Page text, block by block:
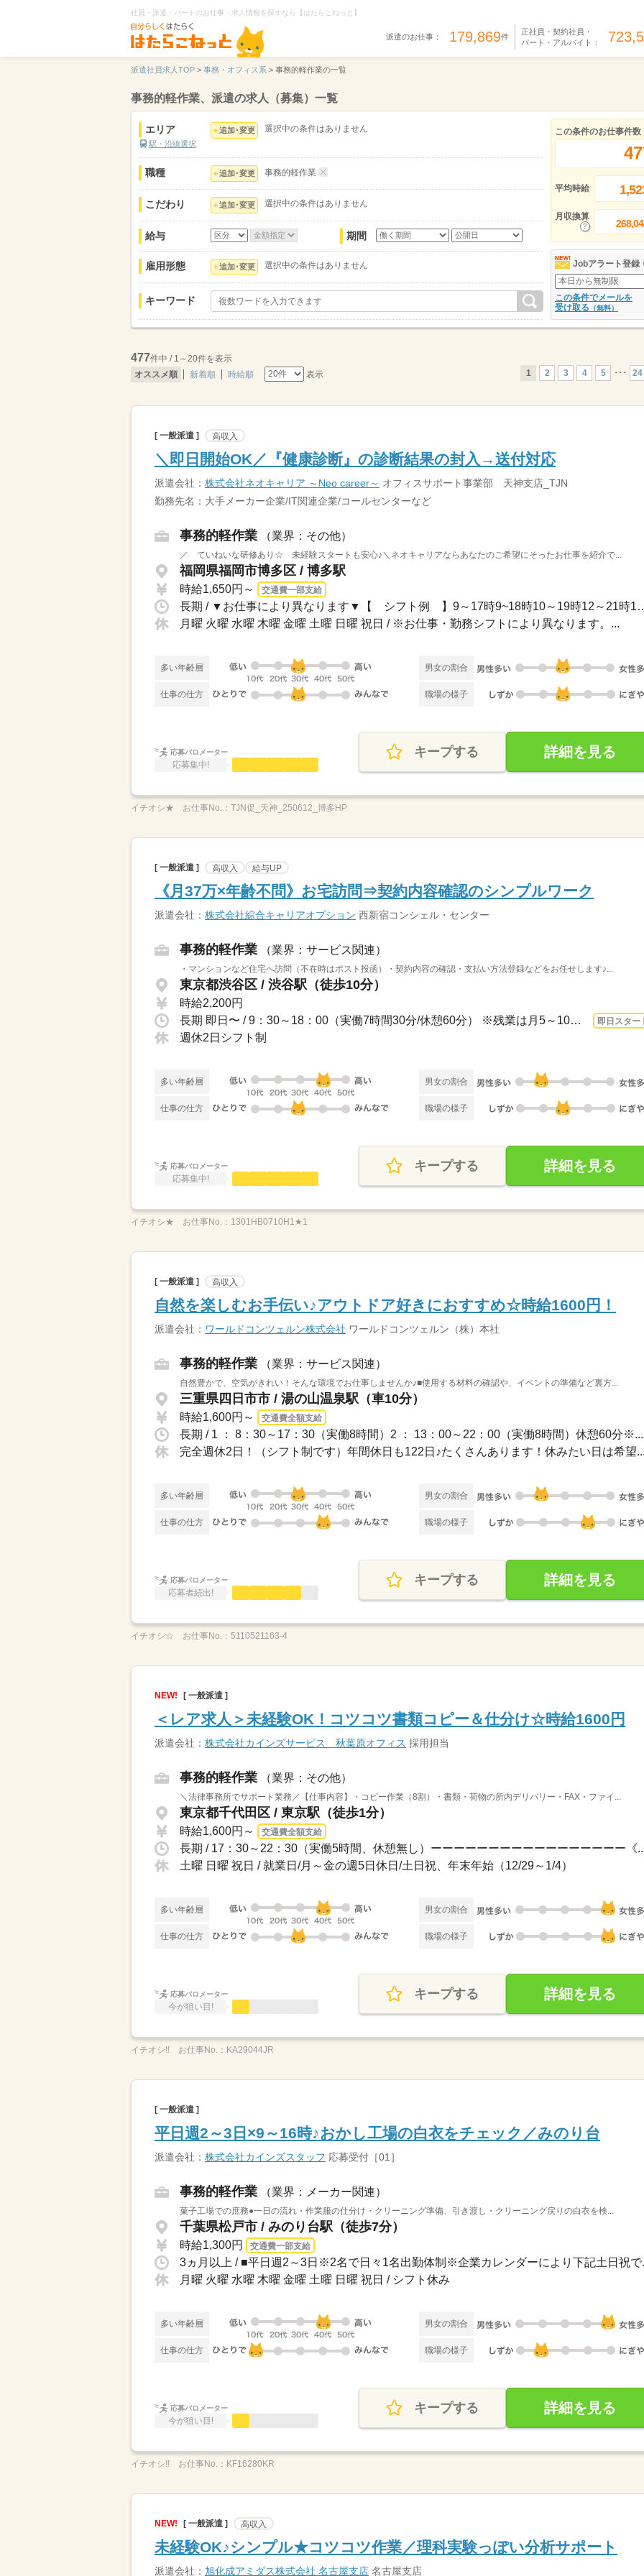
社員・派遣・パートのお仕事・求人情報を探すなら【はたらこねっと】
派遣のお仕事： 179,869件
正社員・契約社員・
パート・アルバイト：
派遣社員求人TOP > 事務・オフィス系 > 事務的軽作業の一覧
事務的軽作業、派遣の求人（募集）一覧
エリア
駅・沿線選択
追加･変更 選択中の条件はありません
職種 追加･変更 事務的軽作業
こだわり 追加･変更 選択中の条件はありません
給与 期間
雇用形態 追加･変更 選択中の条件はありません
キーワード
この条件のお仕事件数
平均時給
月収換算
Jobアラート登録
この条件でメールを
受け取る （無料）
477件中 / 1～20件を表示
オススメ順
新着順 時給順 表示 1 2 3 4 5 ･･･ 24
[ 一般派遣 ] 高収入
＼即日開始OK／『健康診断』の診断結果の封入→送付対応
派遣会社： 株式会社ネオキャリア ～Neo career～ オフィスサポート事業部 天神支店_TJN
勤務先名：大手メーカー企業/IT関連企業/コールセンターなど
事務的軽作業 （業界：その他）
／ ていねいな研修あり☆ 未経験スタートも安心♪＼ネオキャリアならあなたのご希望にそったお仕事を紹介で...
福岡県福岡市博多区 / 博多駅
時給1,650円～ 交通費一部支給
長期 / ▼お仕事により異なります▼
月曜 火曜 水曜 木曜 金曜 土曜 日曜 祝日 / ※お仕事・勤務シフトにより異なります。...
多い年齢層 男女の割合
仕事の仕方 職場の様子
応募バロメーター
応募集中!
キープする 詳細を見る
イチオシ★ お仕事No.： TJN促_天神_250612_博多HP
[ 一般派遣 ] 高収入 給与UP
《月37万×年齢不問》お宅訪問⇒契約内容確認のシンプルワーク
派遣会社： 株式会社綜合キャリアオプション 西新宿コンシェル・センター
事務的軽作業 （業界：サービス関連）
・マンションなど住宅へ訪問（不在時はポスト投函）・契約内容の確認・支払い方法登録などをお任せします♪...
東京都渋谷区 / 渋谷駅（徒歩10分）
時給2,200円
長期 即日〜 / 9：30～18：00（実働7時間30分/休憩60分） ※残業は月5～10時間程度 ≪...
即日スター
週休2日シフト制
多い年齢層 男女の割合
仕事の仕方 職場の様子
応募バロメーター
応募集中!
キープする 詳細を見る
イチオシ★ お仕事No.： 1301HB0710H1★1
[ 一般派遣 ] 高収入
自然を楽しむお手伝い♪アウトドア好きにおすすめ☆時給1600円！
派遣会社： ワールドコンツェルン株式会社 ワールドコンツェルン（株）本社
事務的軽作業 （業界：サービス関連）
自然豊かで、空気がきれい！そんな環境でお仕事しませんか♪■使用する材料の確認や、イベントの準備など裏方...
三重県四日市市 / 湯の山温泉駅（車10分）
時給1,600円～ 交通費全額支給
長期 / 1 ： 8：30～17：30（実働8時間）2 ： 13：00～22：00（実働8時間）休憩60分※...
完全週休2日！（シフト制です）年間休日も122日♪たくさんあります！休みたい日は希望
多い年齢層 男女の割合
仕事の仕方 職場の様子
応募バロメーター
応募者続出!
キープする 詳細を見る
イチオシ☆ お仕事No.： 5110521163-4
NEW! [ 一般派遣 ]
＜レア求人＞未経験OK！コツコツ書類コピー＆仕分け☆時給1600円
派遣会社： 株式会社カインズサービス 秋葉原オフィス 採用担当
事務的軽作業 （業界：その他）
＼法律事務所でサポート業務／【仕事内容】・コピー作業（8割）・書類・荷物の所内デリバリー・FAX・ファイ...
東京都千代田区 / 東京駅（徒歩1分）
時給1,600円～ 交通費全額支給
長期 / 17：30～22：30（実働5時間、休憩無し）ーーーーーーーーーーーーーーーーー《
土曜 日曜 祝日 / 就業日/月～金の週5日休日/土日祝、年末年始（12/29～1/4）
多い年齢層 男女の割合
仕事の仕方 職場の様子
応募バロメーター
今が狙い目!
キープする 詳細を見る
イチオシ!! お仕事No.： KA29044JR
[ 一般派遣 ]
平日週2～3日×9～16時♪おかし工場の白衣をチェック／みのり台
派遣会社： 株式会社カインズスタッフ 応募受付［01］
事務的軽作業 （業界：メーカー関連）
菓子工場での庶務●一日の流れ・作業服の仕分け・クリーニング準備、引き渡し・クリーニング戻りの白衣を検...
千葉県松戸市 / みのり台駅（徒歩7分）
時給1,300円 交通費一部支給
3ヵ月以上 / ■平日週2～3日※2名で日々1名出勤体制※企業カレンダーにより下記土日祝で
月曜 火曜 水曜 木曜 金曜 土曜 日曜 祝日 / シフト休み
多い年齢層 男女の割合
仕事の仕方 職場の様子
応募バロメーター
今が狙い目!
キープする 詳細を見る
イチオシ!! お仕事No.： KF16280KR
NEW! [ 一般派遣 ] 高収入
未経験OK♪シンプル★コツコツ作業／理科実験っぽい分析サポート
派遣会社： 旭化成アミダス株式会社 名古屋支店 名古屋支店